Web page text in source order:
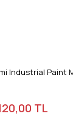
Industrial Paint
TL